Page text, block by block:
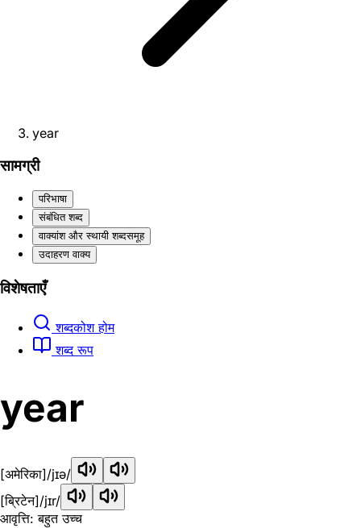
year
सामग्री
परिभाषा
संबंधित शब्द
वाक्यांश और स्थायी शब्दसमूह
उदाहरण वाक्य
विशेषताएँ
शब्दकोश होम
शब्द रूप
year
[अमेरिका]/jɪə/
[ब्रिटेन]/jɪr/
आवृत्ति: बहुत उच्च